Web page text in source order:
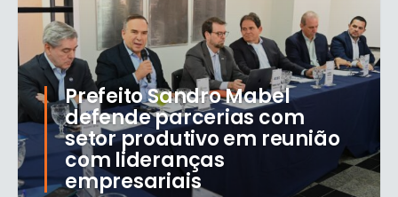
Prefeito Sandro Mabel
defende parcerias com
setor produtivo em reunião
com lideranças
empresariais